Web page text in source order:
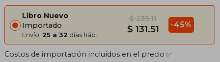
Libro Nuevo
Importado
Envío: 25 a 32 días háb.
$ 239.11
$ 131.51 -45%
Costos de importación incluídos en el precio ✅